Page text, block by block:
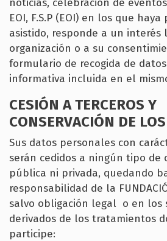
noticias, celebración de eventos
EOI, F.S.P (EOI) en los que
asistido, responde a un interés
organización o a su
formulario de recogida de
informativa incluida en el
CESIÓN A TERCEROS Y
CONSERVACIÓN DE
Sus datos personales con
serán cedidos a ningún tipo de
pública ni privada, quedando
responsabilidad de la
salvo obligación legal o en los
derivados de los tratamientos
participe: